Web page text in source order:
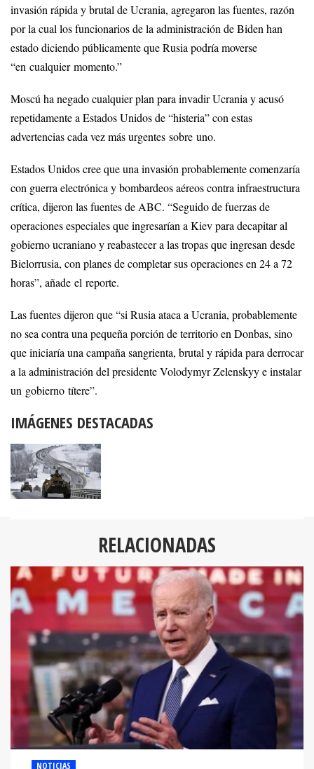
invasión rápida y brutal de Ucrania, agregaron las fuentes, razón
por la cual los funcionarios de la administración de Biden han
estado diciendo públicamente que Rusia podría moverse
“en cualquier momento.”
Moscú ha negado cualquier plan para invadir Ucrania y acusó
repetidamente a Estados Unidos de “histeria” con estas
advertencias cada vez más urgentes sobre uno.
Estados Unidos cree que una invasión probablemente comenzaría
con guerra electrónica y bombardeos aéreos contra infraestructura
crítica, dijeron las fuentes de ABC. “Seguido de fuerzas de
operaciones especiales que ingresarían a Kiev para decapitar al
gobierno ucraniano y reabastecer a las tropas que ingresan desde
Bielorrusia, con planes de completar sus operaciones en 24 a 72
horas”, añade el reporte.
Las fuentes dijeron que “si Rusia ataca a Ucrania, probablemente
no sea contra una pequeña porción de territorio en Donbas, sino
que iniciaría una campaña sangrienta, brutal y rápida para derrocar
a la administración del presidente Volodymyr Zelenskyy e instalar
un gobierno títere”.
IMÁGENES DESTACADAS
RELACIONADAS
NOTICIAS